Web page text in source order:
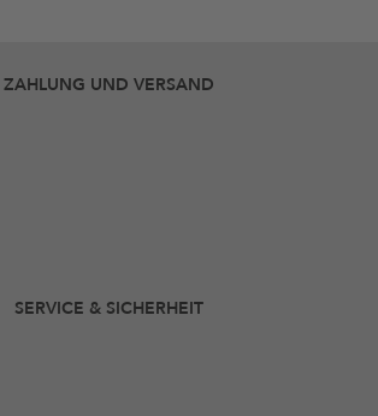
ZAHLUNG UND VERSAND
SERVICE & SICHERHEIT